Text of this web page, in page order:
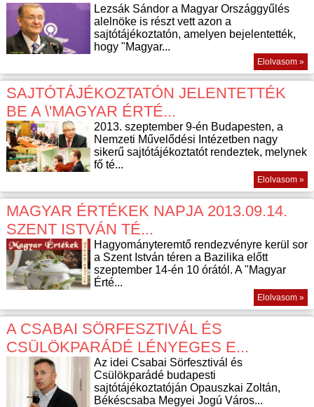
Lezsák Sándor a Magyar Országgyűlés
alelnöke is részt vett azon a
sajtótájékoztatón, amelyen bejelentették,
hogy "Magyar...
Elolvasom »
SAJTÓTÁJÉKOZTATÓN JELENTETTÉK
BE A \'MAGYAR ÉRTÉ...
2013. szeptember 9-én Budapesten, a
Nemzeti Művelődési Intézetben nagy
sikerű sajtótájékoztatót rendeztek, melynek
fő té...
Elolvasom »
MAGYAR ÉRTÉKEK NAPJA 2013.09.14.
SZENT ISTVÁN TÉ...
Hagyományteremtő rendezvényre kerül sor
a Szent István téren a Bazilika előtt
szeptember 14-én 10 órától. A "Magyar
Érté...
Elolvasom »
A CSABAI SÖRFESZTIVÁL ÉS
CSÜLÖKPARÁDÉ LÉNYEGES E...
Az idei Csabai Sörfesztivál és
Csülökparádé budapesti
sajtótájékoztatóján Opauszkai Zoltán,
Békéscsaba Megyei Jogú Város...